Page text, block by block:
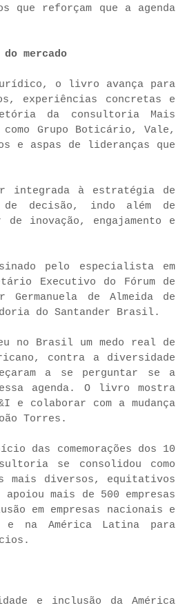
que reforçam que a agenda
mercado
o livro avança para
experiências concretas e
da consultoria Mais
Grupo Boticário, Vale,
e aspas de lideranças que
integrada à estratégia de
decisão, indo além de
inovação, engajamento e
pelo especialista em
Executivo do Fórum de
de Almeida de
do Santander Brasil.
no Brasil um medo real de
contra a diversidade
a se perguntar se a
agenda. O livro mostra
e colaborar com a mudança
Torres.
das comemorações dos 10
se consolidou como
mais diversos, equitativos
mais de 500 empresas
em empresas nacionais e
na América Latina para
e inclusão da América